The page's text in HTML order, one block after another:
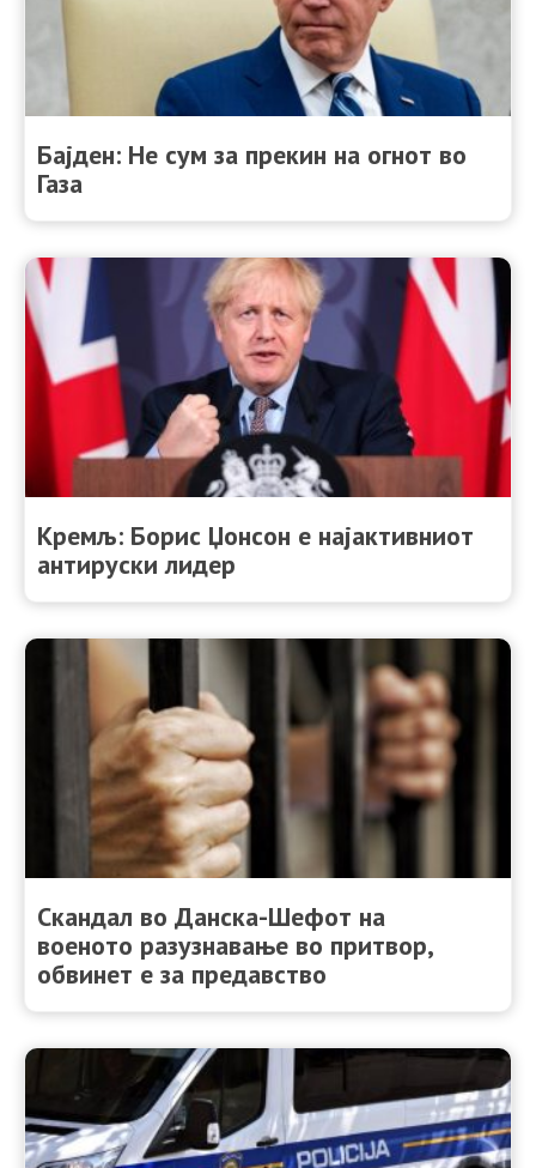
Бајден: Не сум за прекин на огнот во
Газа
Кремљ: Борис Џонсон е најактивниот
антируски лидер
Скандал во Данска-Шефот на
военото разузнавање во притвор,
обвинет е за предавство